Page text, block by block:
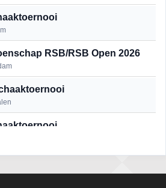
RSB/RSB Open 2026